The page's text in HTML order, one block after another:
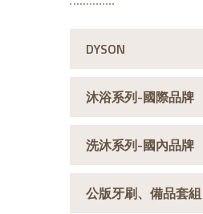
DYSON
沐浴系列-國際品牌
洗沐系列-國內品牌
公版牙刷、備品套組